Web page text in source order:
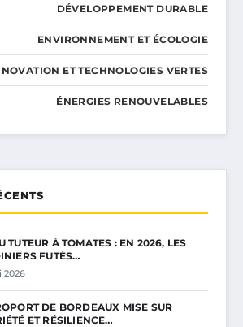
DÉVELOPPEMENT DURABLE
ENVIRONNEMENT ET ÉCOLOGIE
ET TECHNOLOGIES VERTES
ÉNERGIES RENOUVELABLES
TUTEUR À TOMATES : EN 2026, LES
FUTÉS…
2026
DE BORDEAUX MISE SUR
ET RÉSILIENCE…